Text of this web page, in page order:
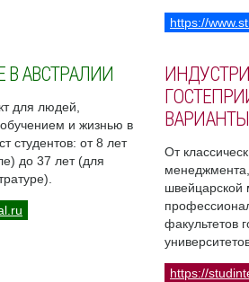
https://
В АВСТРАЛИИ
для людей,
и жизнью в
студентов: от 8 лет
до 37 лет (для
ВАРИАНТЫ
От
швейцарской
факультетов
https://